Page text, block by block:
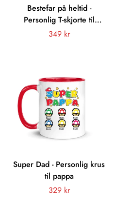
Bestefar på heltid -
Personlig T-skjorte til
bestefar bestefar
Vanligt
349 kr
Super Dad - Personlig krus
til pappa
Vanligt
329 kr